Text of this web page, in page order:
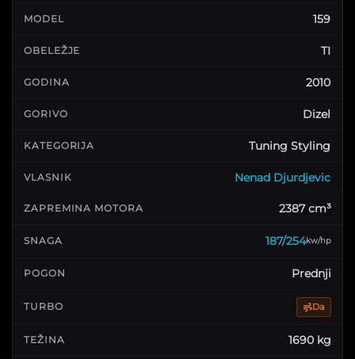
MODEL 159
OBELEŽJE TI
GODINA 2010
GORIVO Dizel
KATEGORIJA Tuning Styling
VLASNIK Nenad Djurdjevic
ZAPREMINA MOTORA 2387 cm³
SNAGA 187/254kw/hp
POGON Prednji
TURBO Da
TEŽINA 1690 kg